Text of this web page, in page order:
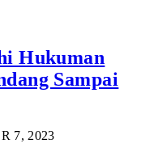
Hukuman
Sampai
7, 2023